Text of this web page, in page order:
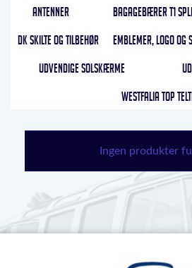
ANTENNER BAGAGEBÆRER T1
DK SKILTE OG TILBEHØR
EMBLEMER, LOGO OG
UDVENDIGE SOLSKÆRME
WESTFALIA TOP
Ingen produkter